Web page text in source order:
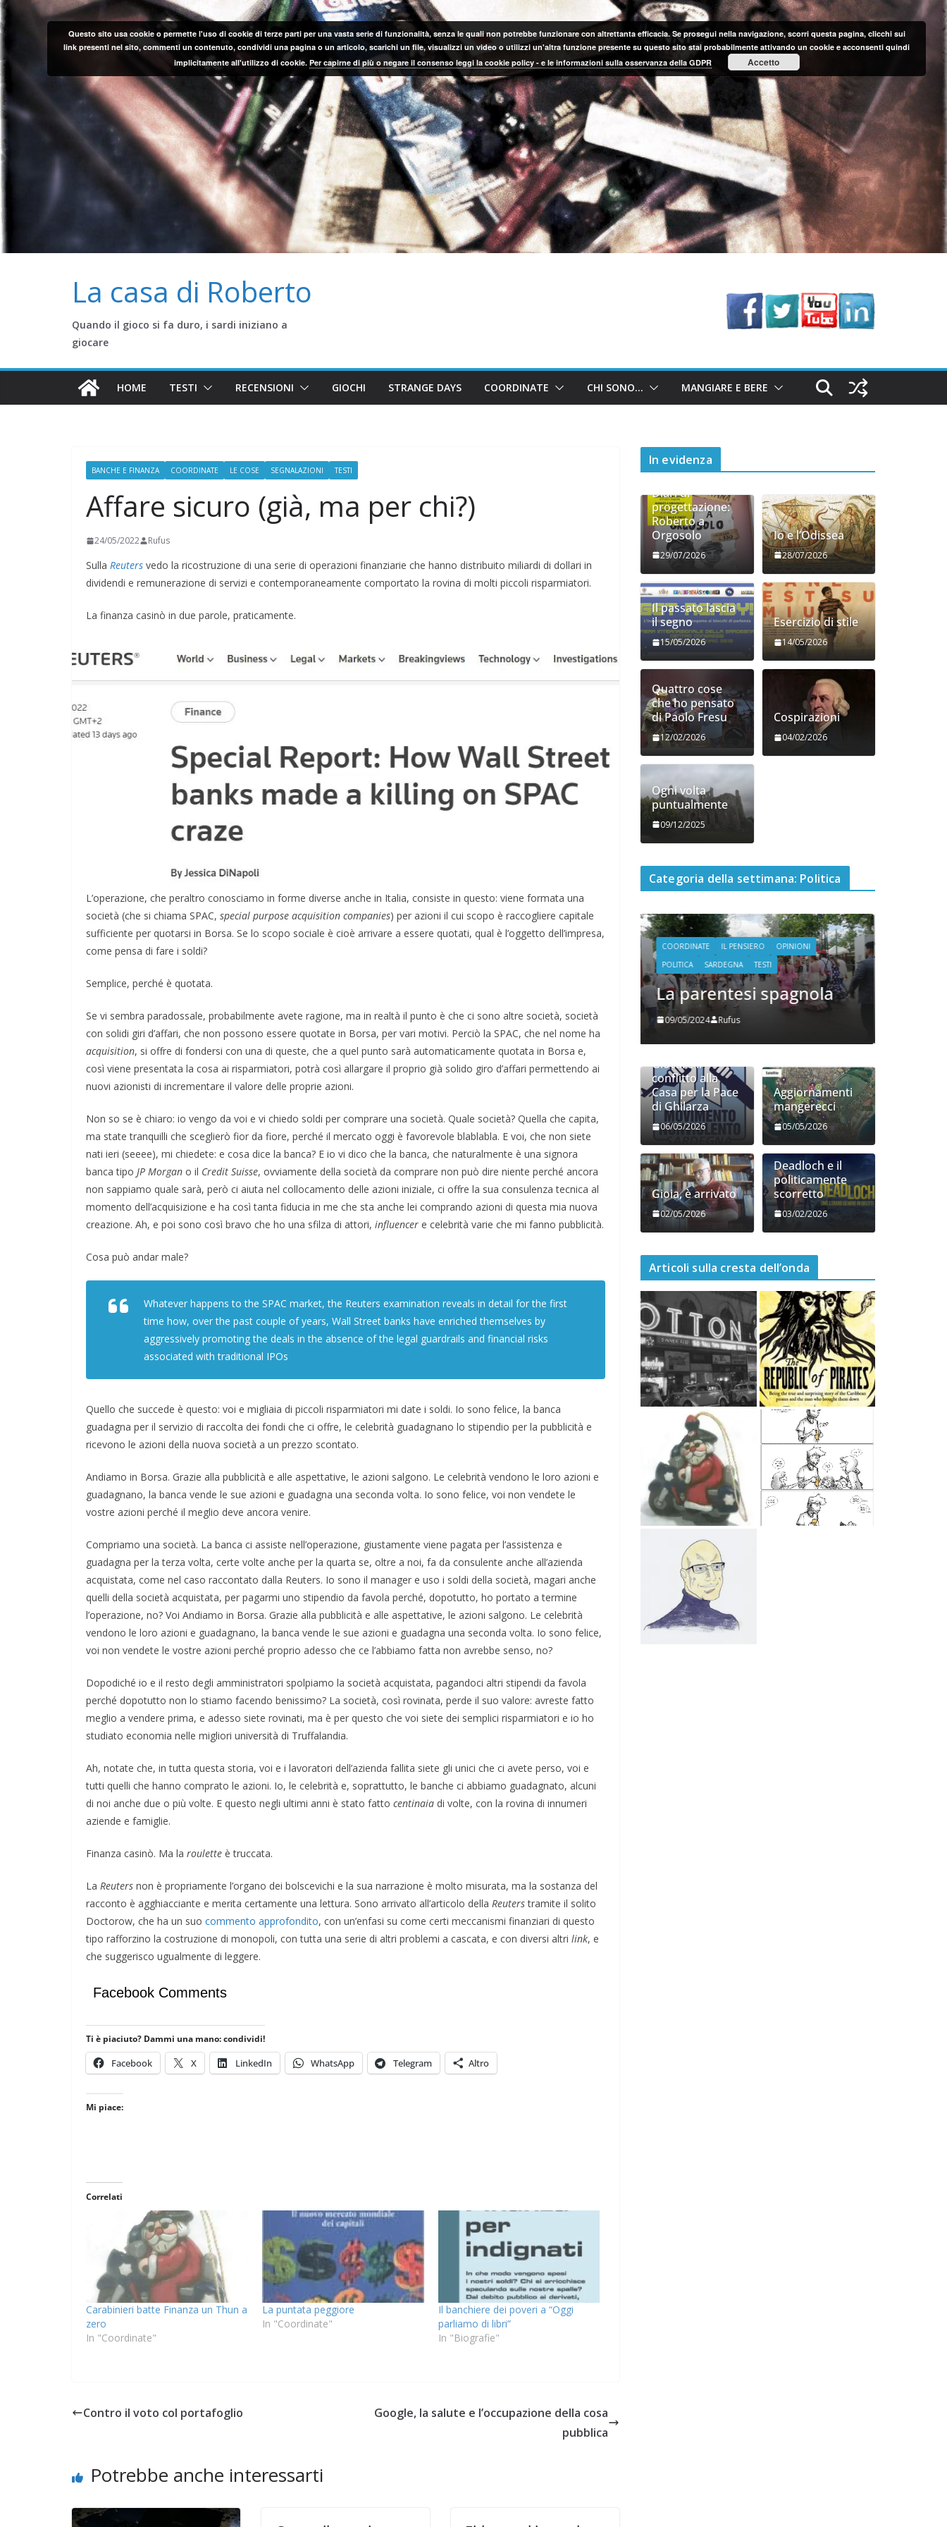
Salta
al
La casa di Roberto
Quando il gioco si fa duro, i sardi iniziano a
giocare
HOME TESTI RECENSIONI GIOCHI STRANGE DAYS COORDINATE CHI SONO… MANGIARE E BERE
BANCHE E FINANZA COORDINATE LE COSE SEGNALAZIONI TESTI
Affare sicuro (già, ma per chi?)
24/05/2022 Rufus
Sulla Reuters vedo la ricostruzione di una serie di operazioni finanziarie che hanno distribuito miliardi di dollari in
dividendi e remunerazione di servizi e contemporaneamente comportato la rovina di molti piccoli risparmiatori.
La finanza casinò in due parole, praticamente.
L’operazione, che peraltro conosciamo in forme diverse anche in Italia, consiste in questo: viene formata una
società (che si chiama SPAC, special purpose acquisition companies) per azioni il cui scopo è raccogliere capitale
sufficiente per quotarsi in Borsa. Se lo scopo sociale è cioè arrivare a essere quotati, qual è l’oggetto dell’impresa,
come pensa di fare i soldi?
Semplice, perché è quotata.
Se vi sembra paradossale, probabilmente avete ragione, ma in realtà il punto è che ci sono altre società, società
con solidi giri d’affari, che non possono essere quotate in Borsa, per vari motivi. Perciò la SPAC, che nel nome ha
acquisition, si offre di fondersi con una di queste, che a quel punto sarà automaticamente quotata in Borsa e,
così viene presentata la cosa ai risparmiatori, potrà così allargare il proprio già solido giro d’affari permettendo ai
nuovi azionisti di incrementare il valore delle proprie azioni.
Non so se è chiaro: io vengo da voi e vi chiedo soldi per comprare una società. Quale società? Quella che capita,
ma state tranquilli che sceglierò fior da fiore, perché il mercato oggi è favorevole blablabla. E voi, che non siete
nati ieri (seeee), mi chiedete: e cosa dice la banca? E io vi dico che la banca, che naturalmente è una signora
banca tipo JP Morgan o il Credit Suisse, ovviamente della società da comprare non può dire niente perché ancora
non sappiamo quale sarà, però ci aiuta nel collocamento delle azioni iniziale, ci offre la sua consulenza tecnica al
momento dell’acquisizione e ha così tanta fiducia in me che sta anche lei comprando azioni di questa mia nuova
creazione. Ah, e poi sono così bravo che ho una sfilza di attori, influencer e celebrità varie che mi fanno pubblicità.
Cosa può andar male?
Whatever happens to the SPAC market, the Reuters examination reveals in detail for the first
time how, over the past couple of years, Wall Street banks have enriched themselves by
aggressively promoting the deals in the absence of the legal guardrails and financial risks
associated with traditional IPOs
Quello che succede è questo: voi e migliaia di piccoli risparmiatori mi date i soldi. Io sono felice, la banca
guadagna per il servizio di raccolta dei fondi che ci offre, le celebrità guadagnano lo stipendio per la pubblicità e
ricevono le azioni della nuova società a un prezzo scontato.
Andiamo in Borsa. Grazie alla pubblicità e alle aspettative, le azioni salgono. Le celebrità vendono le loro azioni e
guadagnano, la banca vende le sue azioni e guadagna una seconda volta. Io sono felice, voi non vendete le
vostre azioni perché il meglio deve ancora venire.
Compriamo una società. La banca ci assiste nell’operazione, giustamente viene pagata per l’assistenza e
guadagna per la terza volta, certe volte anche per la quarta se, oltre a noi, fa da consulente anche all’azienda
acquistata, come nel caso raccontato dalla Reuters. Io sono il manager e uso i soldi della società, magari anche
quelli della società acquistata, per pagarmi uno stipendio da favola perché, dopotutto, ho portato a termine
l’operazione, no? Voi Andiamo in Borsa. Grazie alla pubblicità e alle aspettative, le azioni salgono. Le celebrità
vendono le loro azioni e guadagnano, la banca vende le sue azioni e guadagna una seconda volta. Io sono felice,
voi non vendete le vostre azioni perché proprio adesso che ce l’abbiamo fatta non avrebbe senso, no?
Dopodiché io e il resto degli amministratori spolpiamo la società acquistata, pagandoci altri stipendi da favola
perché dopotutto non lo stiamo facendo benissimo? La società, così rovinata, perde il suo valore: avreste fatto
meglio a vendere prima, e adesso siete rovinati, ma è per questo che voi siete dei semplici risparmiatori e io ho
studiato economia nelle migliori università di Truffalandia.
Ah, notate che, in tutta questa storia, voi e i lavoratori dell’azienda fallita siete gli unici che ci avete perso, voi e
tutti quelli che hanno comprato le azioni. Io, le celebrità e, soprattutto, le banche ci abbiamo guadagnato, alcuni
di noi anche due o più volte. E questo negli ultimi anni è stato fatto centinaia di volte, con la rovina di innumeri
aziende e famiglie.
Finanza casinò. Ma la roulette è truccata.
La Reuters non è propriamente l’organo dei bolscevichi e la sua narrazione è molto misurata, ma la sostanza del
racconto è agghiacciante e merita certamente una lettura. Sono arrivato all’articolo della Reuterstramite il solito
Doctorow, che ha un suo commento approfondito, con un’enfasi su come certi meccanismi finanziari di questo
tipo rafforzino la costruzione di monopoli, con tutta una serie di altri problemi a cascata, e con diversi altri link, e
che suggerisco ugualmente di leggere.
Facebook Comments
Ti è piaciuto? Dammi una mano: condividi!
Facebook X LinkedIn WhatsApp Telegram Altro
Mi piace:
Correlati
Carabinieri batte Finanza un Thun a
zero
In "Coordinate"
La puntata peggiore
In "Coordinate"
Il banchiere dei poveri a “Oggi
parliamo di libri”
In "Biografie"
Contro il voto col portafoglio
Google, la salute e l’occupazione della cosa
pubblica
Potrebbe anche interessarti
In evidenza
Diari di
progettazione:
Roberto a
Orgosolo
29/07/2026
Io e l’Odissea
28/07/2026
Il passato lascia
il segno
15/05/2026
Esercizio di stile
14/05/2026
Quattro cose
che ho pensato
di Paolo Fresu
12/02/2026
Cospirazioni
04/02/2026
Ogni volta
puntualmente
09/12/2025
Categoria della settimana: Politica
videogame e
POLITICA
Oh, comunque poi sono
stato eletto (e le cose
che ho imparato)
20/06/2024 Rufus
09/05/2024 Rufus
SEGNALAZIONI
TESTI
Giocare il conflitto alla
Casa per la Pace di
Ghilarza
06/05/2026 Rufus
Giocare il
conflitto alla
Casa per la Pace
di Ghilarza
06/05/2026
Aggiornamenti
mangerecci
05/05/2026
Gioia, è arrivato
02/05/2026
Deadloch e il
politicamente
scorretto
03/02/2026
Articoli sulla cresta dell’onda
Questo sito usa cookie o permette l'uso di cookie di terze parti per una vasta serie di funzionalità, senza le quali non potrebbe funzionare con altrettanta efficacia. Se prosegui nella navigazione, scorri questa pagina, clicchi sui
link presenti nel sito, commenti un contenuto, condividi una pagina o un articolo, scarichi un file, visualizzi un video o utilizzi un'altra funzione presente su questo sito stai probabilmente attivando un cookie e acconsenti quindi
implicitamente all'utilizzo di cookie. Per capirne di più o negare il consenso leggi la cookie policy - e le informazioni sulla osservanza della GDPR Accetto